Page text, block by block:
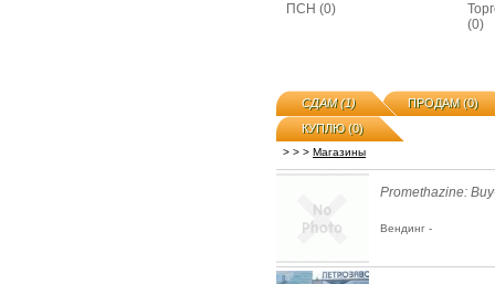
ПСН (0)
(0)
СДАМ (1)
ПРОДАМ (0)
КУПЛЮ (0)
> > > Магазины
Promethazine:
Вендинг -